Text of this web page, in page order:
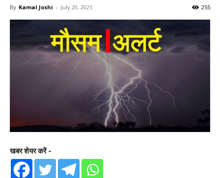
By Kamal Joshi - July 20, 2025 255
खबर शेयर करें -